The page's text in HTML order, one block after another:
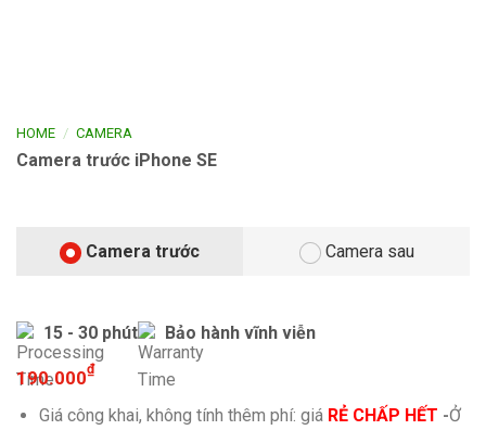
HOME / CAMERA
Camera trước iPhone SE
Camera trước Camera sau
15 - 30 phút Bảo hành vĩnh viễn
190.000₫
Giá công khai, không tính thêm phí: giá RẺ CHẤP HẾT -Ở